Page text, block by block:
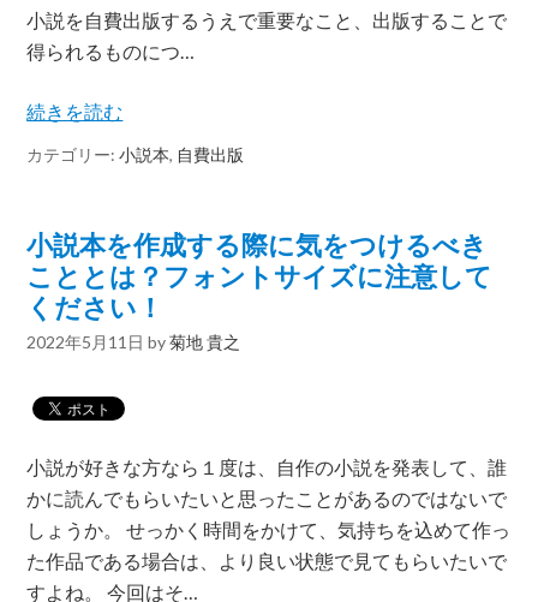
小説を自費出版するうえで重要なこと、出版することで
得られるものにつ…
続きを読む
カテゴリー:小説本, 自費出版
小説本を作成する際に気をつけるべき
こととは？フォントサイズに注意して
ください！
2022年5月11日 by菊地 貴之
小説が好きな方なら１度は、自作の小説を発表して、誰
かに読んでもらいたいと思ったことがあるのではないで
しょうか。 せっかく時間をかけて、気持ちを込めて作っ
た作品である場合は、より良い状態で見てもらいたいで
すよね。 今回はそ…